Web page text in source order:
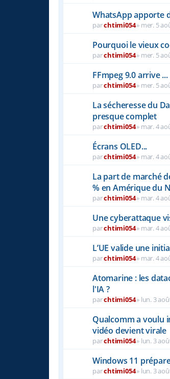
WhatsApp apporte
parchtimi054» mer. 5
Pourquoi le vieux
parchtimi054» mer. 5
FFmpeg 9.0 arrive ...
parchtimi054» mer. 5
La sécheresse du
presque complet
parchtimi054» mar. 4
Écrans OLED...
parchtimi054» mar. 4
La part de marché
% en Amérique du
parchtimi054» mar. 4
Une cyberattaque
parchtimi054» mar. 4
L’UE valide une
parchtimi054» mar. 4
Atomarine : les
l'IA ?
parchtimi054» lun. 3
Qualcomm a voulu
vidéo devient virale
parchtimi054» lun. 3
Windows 11
parchtimi054» lun. 3